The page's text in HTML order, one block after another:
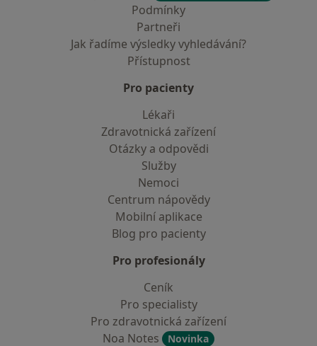
Podmínky
Partneři
Jak řadíme výsledky vyhledávání?
Přístupnost
Pro pacienty
Lékaři
Zdravotnická zařízení
Otázky a odpovědi
Služby
Nemoci
Centrum nápovědy
Mobilní aplikace
Blog pro pacienty
Pro profesionály
Ceník
Pro specialisty
Pro zdravotnická zařízení
Noa Notes
Novinka